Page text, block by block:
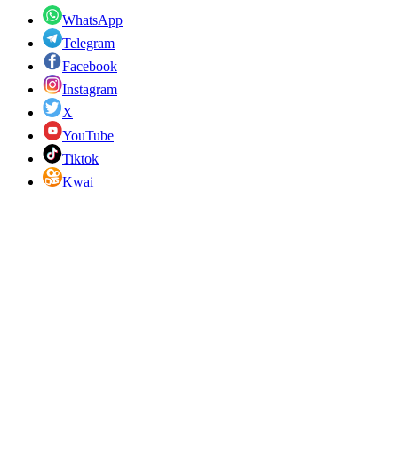
WhatsApp
Telegram
Facebook
Instagram
X
YouTube
Tiktok
Kwai